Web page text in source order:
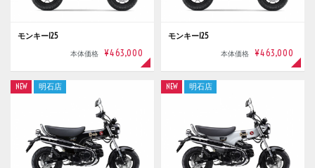
モンキー125
本体価格 ¥463,000
モンキー125
本体価格 ¥463,000
NEW 明石店 NEW 明石店